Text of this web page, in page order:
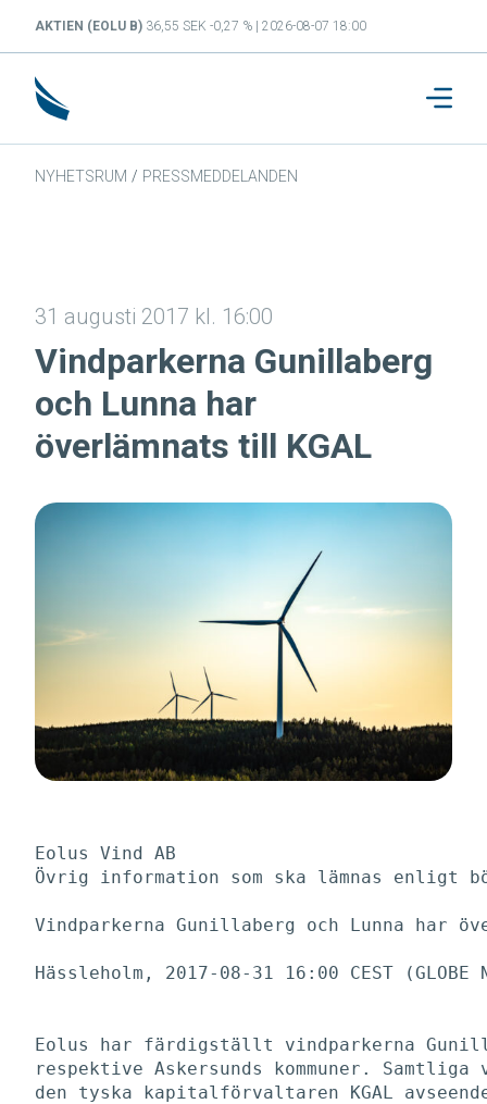
AKTIEN (EOLU B) 36,55 SEK -0,27 % | 2026-08-07 18:00
NYHETSRUM / PRESSMEDDELANDEN
31 augusti 2017 kl. 16:00
Vindparkerna Gunillaberg
och Lunna har
överlämnats till KGAL
Eolus Vind AB
Övrig information som ska lämnas enligt
Vindparkerna Gunillaberg och Lunna har
Hässleholm, 2017-08-31 16:00 CEST (GLOBE
Eolus har färdigställt vindparkerna
respektive Askersunds kommuner.
den tyska kapitalförvaltaren KGAL